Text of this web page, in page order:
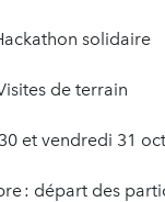
solidaire
de terrain
et vendredi 31
: départ des